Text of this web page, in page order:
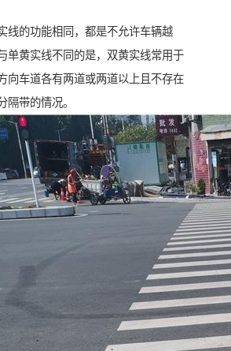
线的功能相同，都是不允许车辆越
单黄实线不同的是，双黄实线常用于
向车道各有两道或两道以上且不存在
隔带的情况。